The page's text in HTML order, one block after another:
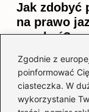
Zgodnie z
poinformować
ciasteczka. W
wykorzystanie
Jak zdobyć
na prawo
uzyskać?
2026-05-28